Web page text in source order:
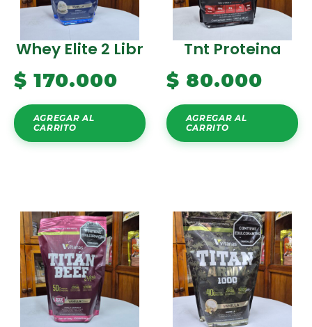
Whey Elite 2 Libr
$ 170.000
AGREGAR AL
CARRITO
Tnt Proteina
$ 80.000
AGREGAR AL
CARRITO